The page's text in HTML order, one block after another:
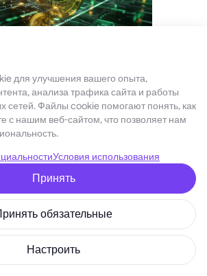
долларов. Или, вернее, на сто тысяч
что на момент написания статьи мы
$120 000. Вы можете подумать, ладно,
отметку в $100 000, так что мы в
закон, который сделает его менее
может случиться. Но давайте
и прекратим драму.
встанут на свои места — такие как
принятие, более четкие и
для улучшения вашего опыта,
анализа трафика сайта и работы
сетей. Файлы cookie помогают понять, как
с нашим веб-сайтом, что позволяет нам
Условия использования
Принять
обязательные
Настроить